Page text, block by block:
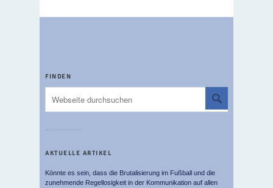
FINDEN
AKTUELLE ARTIKEL
Könnte es sein, dass die Brutalisierung im Fußball und die
zunehmende Regellosigkeit in der Kommunikation auf allen